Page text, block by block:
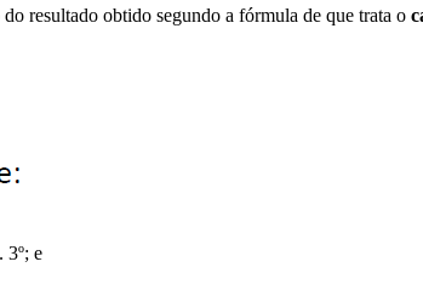
resultado obtido segundo a fórmula de que trata o
3º; e